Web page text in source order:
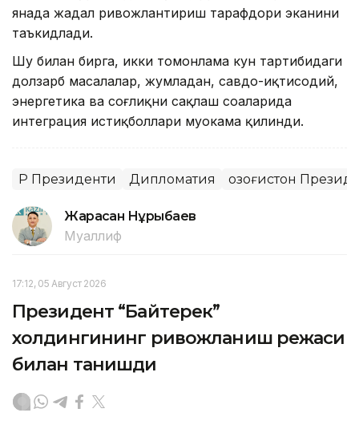
янада жадал ривожлантириш тарафдори эканини
таъкидлади.
Шу билан бирга, икки томонлама кун тартибидаги
долзарб масалалар, жумладан, савдо-иқтисодий,
энергетика ва соғлиқни сақлаш соҳаларида
интеграция истиқболлари муҳокама қилинди.
ҚР Президенти Дипломатия Қозоғистон
Жарасқан Нұрыбаев
Муаллиф
17:12, 05 Август 2026
Президент “Байтерек”
холдингининг ривожланиш режаси
билан танишди